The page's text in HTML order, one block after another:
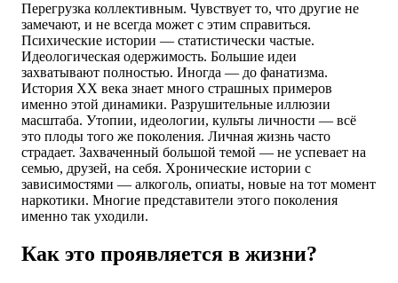
Перегрузка коллективным. Чувствует то, что другие не
замечают, и не всегда может с этим справиться.
Психические истории — статистически частые.
Идеологическая одержимость. Большие идеи
захватывают полностью. Иногда — до фанатизма.
История XX века знает много страшных примеров
именно этой динамики. Разрушительные иллюзии
масштаба. Утопии, идеологии, культы личности — всё
это плоды того же поколения. Личная жизнь часто
страдает. Захваченный большой темой — не успевает на
семью, друзей, на себя. Хронические истории с
зависимостями — алкоголь, опиаты, новые на тот момент
наркотики. Многие представители этого поколения
именно так уходили.
Как это проявляется в жизни?